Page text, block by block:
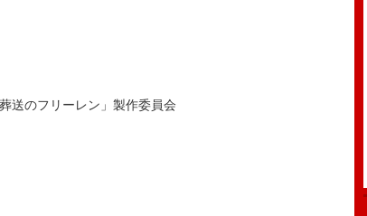
送のフリーレン」製作委員会